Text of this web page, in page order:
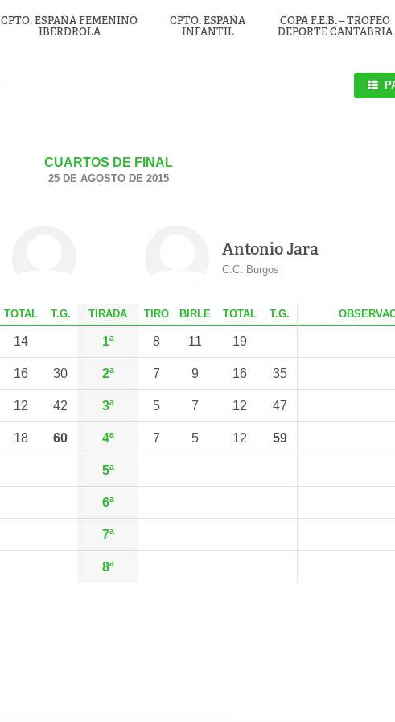
CPTO. ESPAÑA FEMENINO
IBERDROLA
CPTO. ESPAÑA
INFANTIL
COPA F.E.B. – TROFEO
DEPORTE CANTABRIA
CUARTOS DE FINAL
25 DE AGOSTO DE 2015
Antonio Jara
C.C. Burgos
TOTAL T.G. TIRADA TIRO B IRLE TOTAL T.G. OBS
14 1ª 8 11 19
16 30 2ª 7 9 16 35
12 42 3ª 5 7 12 47
18 60 4ª 7 5 12 59
5ª
6ª
7ª
8ª